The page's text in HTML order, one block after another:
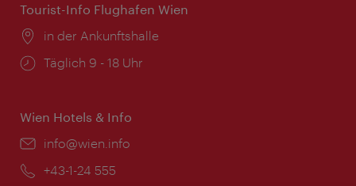
Tourist-Info Flughafen Wien
Ort:
in der Ankunftshalle
Öffnungszeiten:
Täglich 9 - 18 Uhr
Wien Hotels & Info
Email:
info@wien.info
Telefon:
+43-1-24 555